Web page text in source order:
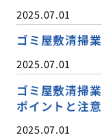
2025.07.01
ゴミ屋敷清掃
2025.07.01
ゴミ屋敷清掃
ポイントと注
2025.07.01